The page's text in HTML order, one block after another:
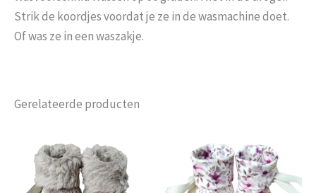
Strik de koordjes voordat je ze in de wasmachine doet.
Of was ze in een waszakje.
Gerelateerde producten
heeft
heeft